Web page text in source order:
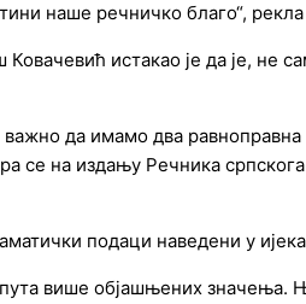
наше речничко благо“,
истакао је да је, не
да имамо два
се на издању Речника
подаци наведени у
више објашњених значења.